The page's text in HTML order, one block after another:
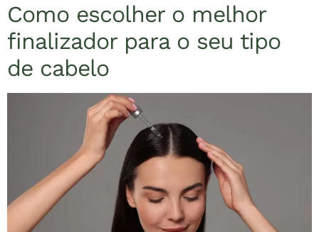
Como escolher o melhor
finalizador para o seu tipo
de cabelo